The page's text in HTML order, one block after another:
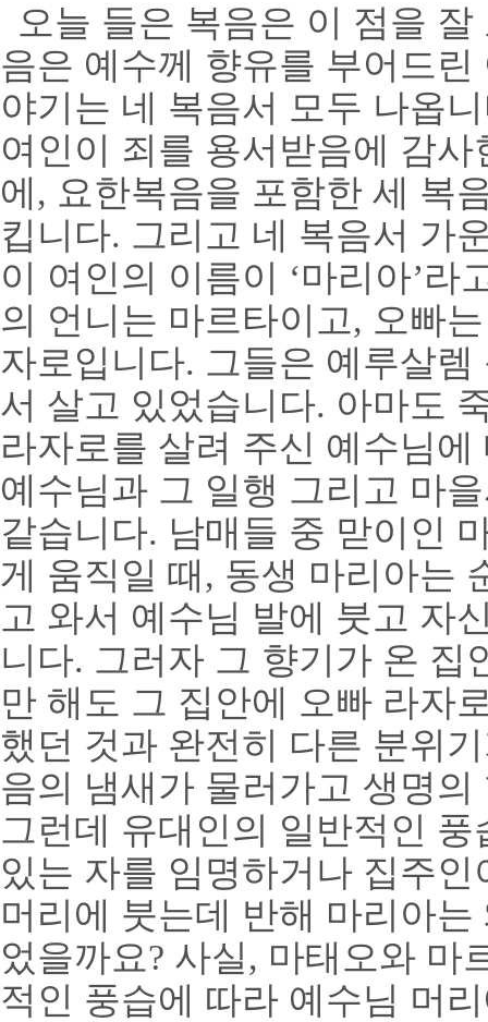
오늘 들은 복음은 이 점을
음은 예수께 향유를 부어드
야기는 네 복음서 모두 나옵
여인이 죄를 용서받음에 감
에, 요한복음을 포함한 세 복
킵니다. 그리고 네 복음서 가
이 여인의 이름이 ‘마리아’라
의 언니는 마르타이고, 오빠
자로입니다. 그들은 예루살
서 살고 있었습니다. 아마도
라자로를 살려 주신 예수님
예수님과 그 일행 그리고 마
같습니다. 남매들 중 맏이인
게 움직일 때, 동생 마리아는
고 와서 예수님 발에 붓고 자
니다. 그러자 그 향기가 온 집
만 해도 그 집안에 오빠 라자
했던 것과 완전히 다른 분위
음의 냄새가 물러가고 생명
그런데 유대인의 일반적인 풍
있는 자를 임명하거나 집주
머리에 붓는데 반해 마리아
었을까요? 사실, 마태오와 마
적인 풍습에 따라 예수님 머